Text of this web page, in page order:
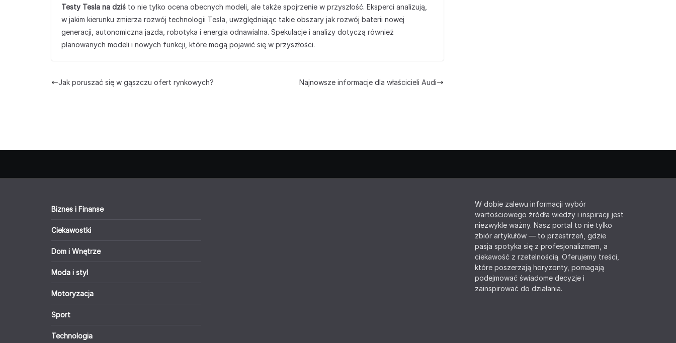
Testy Tesla na dziś to nie tylko ocena obecnych modeli, ale także spojrzenie w przyszłość. Eksperci analizują,
w jakim kierunku zmierza rozwój technologii Tesla, uwzględniając takie obszary jak rozwój baterii nowej
generacji, autonomiczna jazda, robotyka i energia odnawialna. Spekulacje i analizy dotyczą również
planowanych modeli i nowych funkcji, które mogą pojawić się w przyszłości.
Jak poruszać się w gąszczu ofert rynkowych? Najnowsze informacje dla właścicieli Audi
Biznes i Finanse
Ciekawostki
Dom i Wnętrze
Moda i styl
Motoryzacja
Sport
Technologia
W dobie zalewu informacji wybór
wartościowego źródła wiedzy i inspiracji jest
niezwykle ważny. Nasz portal to nie tylko
zbiór artykułów — to przestrzeń, gdzie
pasja spotyka się z profesjonalizmem, a
ciekawość z rzetelnością. Oferujemy treści,
które poszerzają horyzonty, pomagają
podejmować świadome decyzje i
zainspirować do działania.